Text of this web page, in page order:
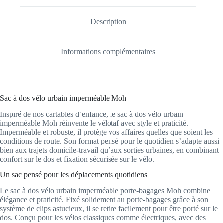
Description
Informations complémentaires
Sac à dos vélo urbain imperméable Moh
Inspiré de nos cartables d’enfance, le sac à dos vélo urbain
imperméable Moh réinvente le vélotaf avec style et praticité.
Imperméable et robuste, il protège vos affaires quelles que soient les
conditions de route. Son format pensé pour le quotidien s’adapte aussi
bien aux trajets domicile-travail qu’aux sorties urbaines, en combinant
confort sur le dos et fixation sécurisée sur le vélo.
Un sac pensé pour les déplacements quotidiens
Le sac à dos vélo urbain imperméable porte-bagages Moh combine
élégance et praticité. Fixé solidement au porte-bagages grâce à son
système de clips astucieux, il se retire facilement pour être porté sur le
dos. Conçu pour les vélos classiques comme électriques, avec des